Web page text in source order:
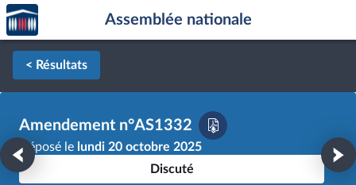
Aller au contenu
Aller en bas de la page
Accèder
à la
page
d'accueil
Assemblée nationale
< Résultats
Amendement n°AS1332
Déposé le lundi 20 octobre 2025
Discuté